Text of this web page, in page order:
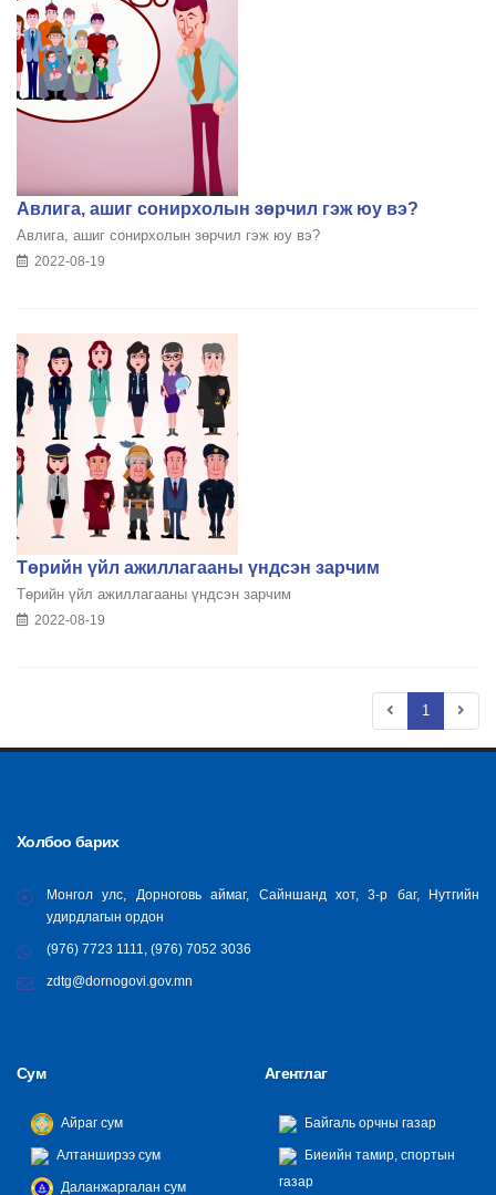
Авлига, ашиг сонирхолын зөрчил гэж юу вэ?
Авлига, ашиг сонирхолын зөрчил гэж юу вэ?
2022-08-19
Төрийн үйл ажиллагааны үндсэн зарчим
Төрийн үйл ажиллагааны үндсэн зарчим
2022-08-19
1
Холбоо барих
Монгол улс, Дорноговь аймаг, Сайншанд хот, 3-р баг, Нутгийн
удирдлагын ордон
(976) 7723 1111, (976) 7052 3036
zdtg@dornogovi.gov.mn
Сум
Айраг сум
Алтанширээ сум
Даланжаргалан сум
Агентлаг
Байгаль орчны газар
Биеийн тамир, спортын
газар